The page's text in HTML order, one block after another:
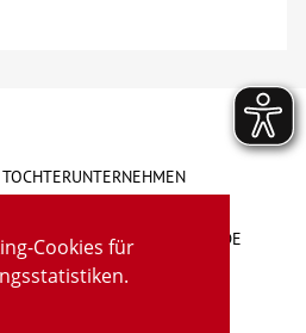
Cookies für
TOCHTERUNTERNEHMEN
VORSCHLAG/BESCHWERDE